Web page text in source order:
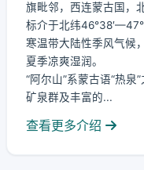
旗毗邻，西连蒙古国，
标介于北纬
寒温带大陆性季风气候
夏季凉爽湿润。
“阿尔山”系蒙古语“热
矿泉群及丰富的...
查看更多介绍